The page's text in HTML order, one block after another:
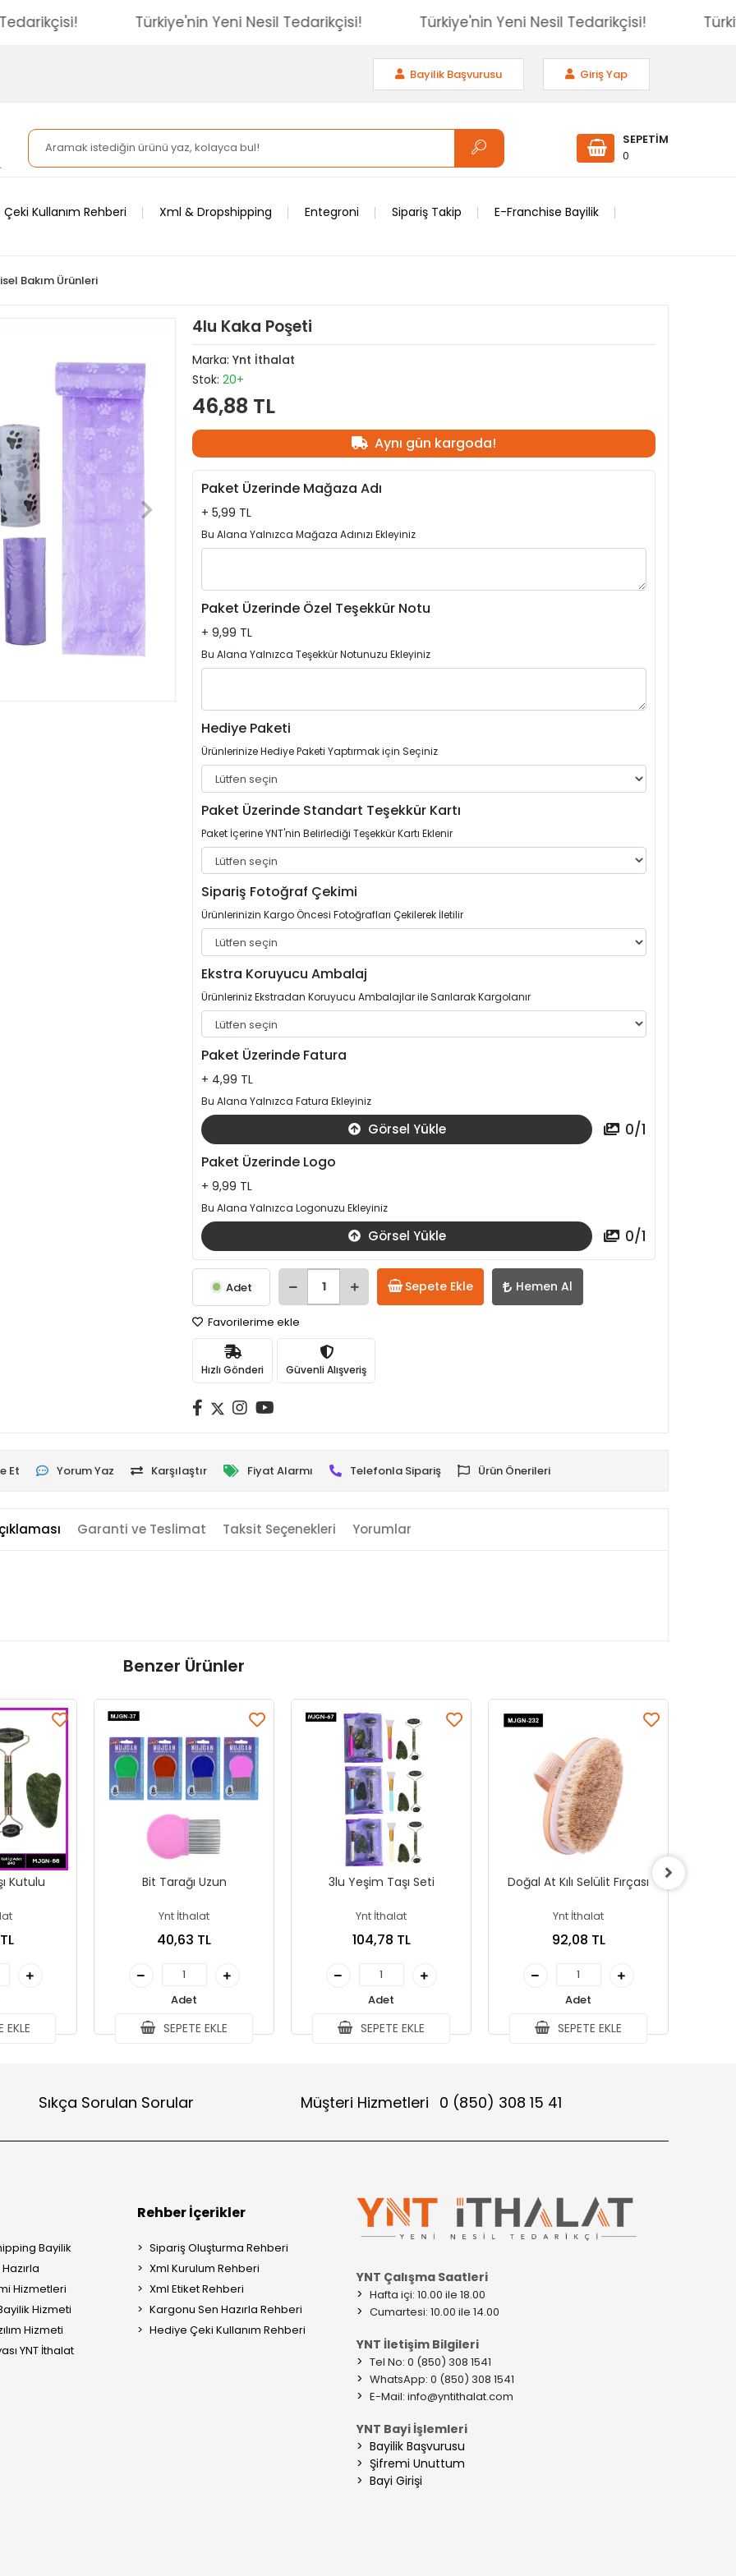
Tedarikçisi! Türkiye'nin Yeni Nesil Tedarikçisi! Türkiye'nin Yeni Nesil Tedarikçisi!
Giriş Yap
Bayilik Başvurusu
SEPETİM
0
Kullanım Rehberi Xml & Dropshipping Entegroni Sipariş Takip E-Franchise Bayilik
Bakım Ürünleri
4lu Kaka Poşeti
Marka: Ynt İthalat
Stok: 20+
46,88 TL
Aynı gün kargoda!
Paket Üzerinde Mağaza Adı
+ 5,99 TL
Bu Alana Yalnızca Mağaza Adınızı Ekleyiniz
Paket Üzerinde Özel Teşekkür Notu
+ 9,99 TL
Bu Alana Yalnızca Teşekkür Notunuzu Ekleyiniz
Hediye Paketi
Ürünlerinize Hediye Paketi Yaptırmak için Seçiniz
Paket Üzerinde Standart Teşekkür Kartı
Paket İçerine YNT'nin Belirlediği Teşekkür Kartı Eklenir
Sipariş Fotoğraf Çekimi
Ürünlerinizin Kargo Öncesi Fotoğrafları Çekilerek İletilir
Ekstra Koruyucu Ambalaj
Ürünleriniz Ekstradan Koruyucu Ambalajlar ile Sarılarak Kargolanır
Paket Üzerinde Fatura
+ 4,99 TL
Bu Alana Yalnızca Fatura Ekleyiniz
Görsel Yükle 0/1
Paket Üzerinde Logo
+ 9,99 TL
Bu Alana Yalnızca Logonuzu Ekleyiniz
Görsel Yükle 0/1
Adet Sepete Ekle Hemen Al
Favorilerime ekle
Hızlı Gönderi Güvenli Alışveriş
Et Yorum Yaz Karşılaştır Fiyat Alarmı Telefonla Sipariş Ürün Önerileri
Garanti ve Teslimat Taksit Seçenekleri Yorumlar
Benzer Ürünler
Kutulu
EKLE
Bit Tarağı Uzun
Ynt İthalat
40,63 TL
Adet
SEPETE EKLE
3lu Yeşim Taşı Seti
Ynt İthalat
104,78 TL
Adet
SEPETE EKLE
Doğal At Kılı Selülit Fırçası
Ynt İthalat
92,08 TL
Adet
SEPETE EKLE
Sıkça Sorulan Sorular Müşteri Hizmetleri 0 (850) 308 15 41
Bayilik
Hizmetleri
Hizmeti
Hizmeti
YNT İthalat
Rehber İçerikler
Sipariş Oluşturma Rehberi
Xml Kurulum Rehberi
Xml Etiket Rehberi
Kargonu Sen Hazırla Rehberi
Hediye Çeki Kullanım Rehberi
YNT Çalışma Saatleri
> Hafta içi: 10.00 ile 18.00
> Cumartesi: 10.00 ile 14.00
YNT İletişim Bilgileri
> Tel No: 0 (850) 308 1541
> WhatsApp: 0 (850) 308 1541
> E-Mail: info@yntithalat.com
YNT Bayi İşlemleri
> Bayilik Başvurusu
> Şifremi Unuttum
> Bayi Girişi